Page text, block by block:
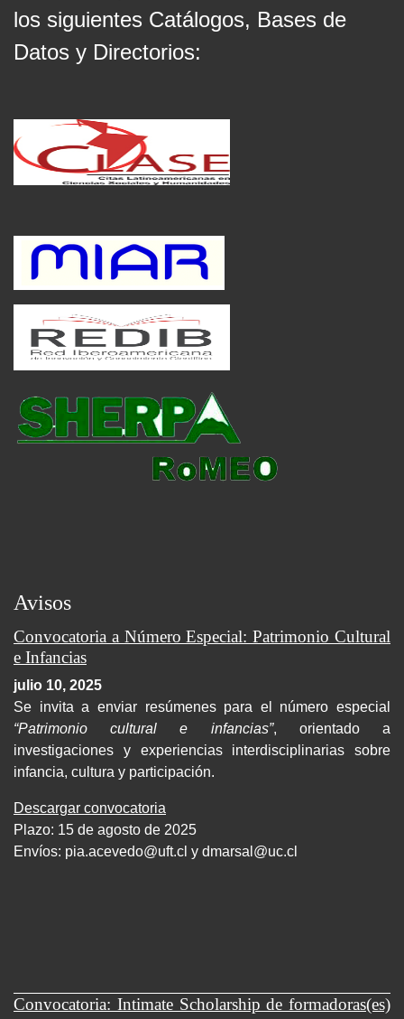
los siguientes Catálogos, Bases de
Datos y Directorios:
Avisos
Convocatoria a Número Especial: Patrimonio Cultural
e Infancias
julio 10, 2025
Se invita a enviar resúmenes para el número especial
“Patrimonio cultural e infancias”, orientado a
investigaciones y experiencias interdisciplinarias sobre
infancia, cultura y participación.
Descargar convocatoria
Plazo: 15 de agosto de 2025
Envíos: pia.acevedo@uft.cl y dmarsal@uc.cl
Convocatoria: Intimate Scholarship de formadoras(es)